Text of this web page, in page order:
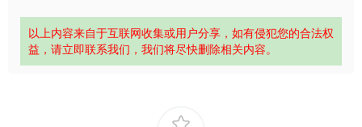
以上内容来自于互联网收集或用户分享，如有侵犯您的合法权
益，请立即联系我们，我们将尽快删除相关内容。